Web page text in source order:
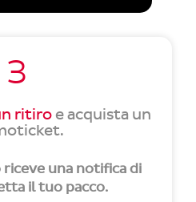
3
ritiroe acquista un
una notifica di
il tuo pacco.